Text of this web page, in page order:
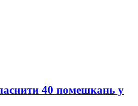
40 помешкань у